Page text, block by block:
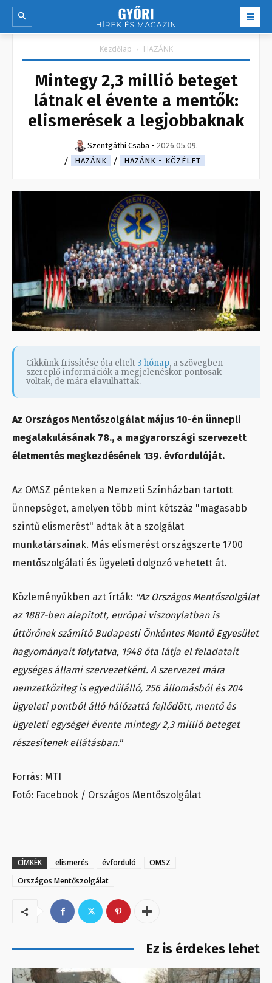
Kezdőlap HAZÁNK
Mintegy 2,3 millió beteget
látnak el évente a mentők:
elismerések a legjobbaknak
Szentgáthi Csaba - 2026.05.09.
HAZÁNK
HAZÁNK - KÖZÉLET
Cikkünk frissítése óta eltelt 3 hónap, a szövegben
szereplő információk a megjelenéskor pontosak
voltak, de mára elavulhattak.
Az Országos Mentőszolgálat május 10-én ünnepli
megalakulásának 78., a magyarországi szervezett
életmentés megkezdésének 139. évfordulóját.
Az OMSZ pénteken a Nemzeti Színházban tartott
ünnepséget, amelyen több mint kétszáz "magasabb
szintű elismerést" adtak át a szolgálat
munkatársainak. Más elismerést országszerte 1700
mentőszolgálati és ügyeleti dolgozó vehetett át.
Közleményükben azt írták: "Az Országos Mentőszolgálat
az 1887-ben alapított, európai viszonylatban is
úttörőnek számító Budapesti Önkéntes Mentő Egyesület
hagyományait folytatva, 1948 óta látja el feladatait
egységes állami szervezetként. A szervezet mára
nemzetközileg is egyedülálló, 256 állomásból és 204
ügyeleti pontból álló hálózattá fejlődött, mentő és
ügyeleti egységei évente mintegy 2,3 millió beteget
részesítenek ellátásban."
Forrás: MTI
Fotó: Facebook / Országos Mentőszolgálat
CÍMKÉK elismerés évforduló
OMSZ
Országos Mentőszolgálat
Ez is érdekes lehet